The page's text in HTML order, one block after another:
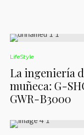
LifeStyle
La ingeniería
muñeca: G-
GWR-B3000